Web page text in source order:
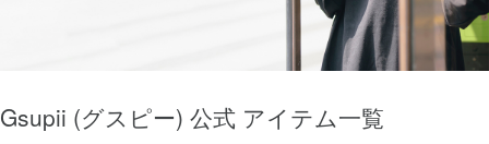
Gsupii (グスピー) 公式 アイテム一覧